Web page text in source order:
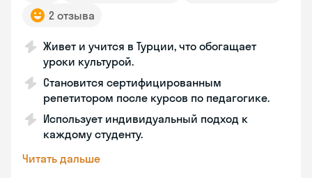
2 отзыва
Живет и учится в Турции, что обогащает
уроки культурой.
Становится сертифицированным
репетитором после курсов по педагогике.
Использует индивидуальный подход к
каждому студенту.
Читать дальше